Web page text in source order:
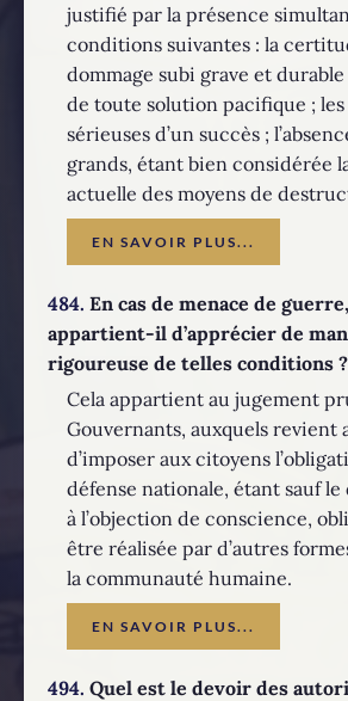
justifié par la présence
conditions suivantes : la
dommage subi grave et
de toute solution pacifique ;
sérieuses d’un succès ;
grands, étant bien considérée
actuelle des moyens de
EN SAVOIR PLUS...
484. En cas de menace de
appartient-il d’apprécier de
rigoureuse de telles conditions ?
Cela appartient au jugement
Gouvernants, auxquels revient
d’imposer aux citoyens
défense nationale, étant sauf
à l’objection de conscience,
être réalisée par d’autres
la communauté humaine.
EN SAVOIR PLUS...
494. Quel est le devoir des